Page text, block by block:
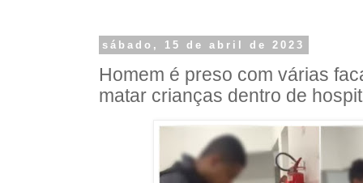
sábado, 15 de abril de 2023
Homem é preso com várias
matar crianças dentro de